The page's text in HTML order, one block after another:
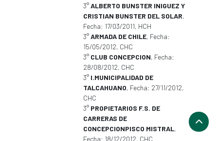
3°ALBERTO BUNSTER INIGUEZ Y
CRISTIAN BUNSTER DEL SOLAR,
Fecha: 17/03/2011, HCH
3°ARMADA DE CHILE, Fecha:
15/05/2012, CHC
3° CLUB CONCEPCION, Fecha:
28/08/2012, CHC
3° I.MUNICIPALIDAD DE
TALCAHUANO, Fecha: 27/11/2012,
CHC
3° PROPIETARIOS F.S. DE
CARRERAS DE
CONCEPCIONPISCO MISTRAL,
Fecha: 18/12/2012, CHC